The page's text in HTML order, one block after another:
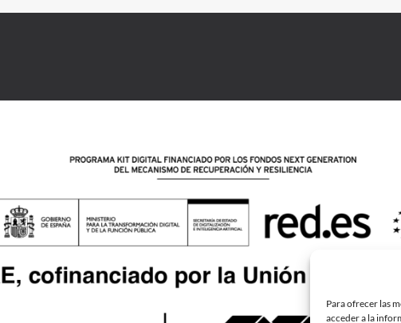
Para ofrecer las
acceder a la